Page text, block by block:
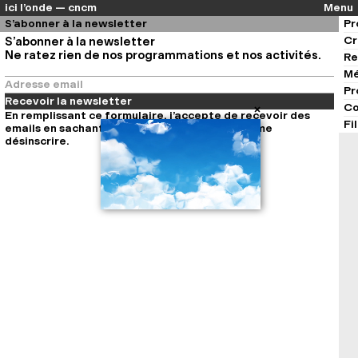
ici l’onde — cncm
Menu
S’abonner à la newsletter
En remplissant ce formulaire, j’accepte de recevoir des
emails en sachant que je peux à tout moment me
désinscrire.
S’abonner à la newsletter
Ne ratez rien de nos programmations et nos activités.
Recevoir la newsletter